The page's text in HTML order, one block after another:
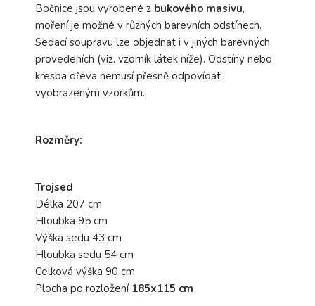
Bočnice jsou vyrobené z bukového masivu,
moření je možné v různých barevních odstínech.
Sedací soupravu lze objednat i v jiných barevných
provedeních (viz. vzorník látek níže). Odstíny nebo
kresba dřeva nemusí přesně odpovídat
vyobrazeným vzorkům.
Rozměry:
Trojsed
Délka 207 cm
Hloubka 95 cm
Výška sedu 43 cm
Hloubka sedu 54 cm
Celková výška 90 cm
Plocha po rozložení 185x115 cm